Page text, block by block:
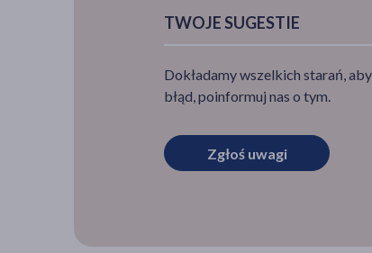
TWOJE SUGESTIE
Dokładamy wszelkich starań,
błąd, poinformuj nas o tym.
Zgłoś uwagi